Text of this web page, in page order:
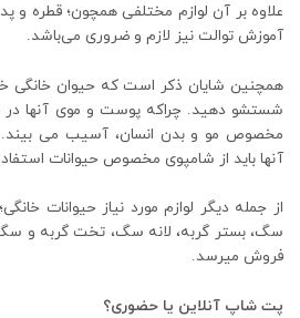
علاوه بر آن لوازم مختلفی همچون؛ قطره و
آموزش توالت نیز لازم و ضروری می‌باشد.
همچنین شایان ذکر است که حیوان خانگی
شستشو دهید. چراکه پوست و موی آنها در
مخصوص مو و بدن انسان، آسیب می
آنها باید از شامپوی مخصوص حیوانات
از جمله دیگر لوازم مورد نیاز حیوانات
سگ، بستر گربه، لانه سگ، تخت گربه و
فروش میرسد.
پت شاپ آنلاین یا حضوری؟